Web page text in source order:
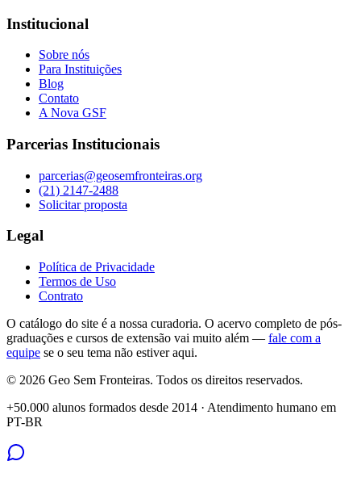
Institucional
Sobre nós
Para Instituições
Blog
Contato
A Nova GSF
Parcerias Institucionais
parcerias@geosemfronteiras.org
(21) 2147-2488
Solicitar proposta
Legal
Política de Privacidade
Termos de Uso
Contrato
O catálogo do site é a nossa curadoria. O acervo completo de pós-
graduações e cursos de extensão vai muito além — fale com a
equipe se o seu tema não estiver aqui.
© 2026 Geo Sem Fronteiras. Todos os direitos reservados.
+50.000 alunos formados desde 2014 · Atendimento humano em
PT-BR